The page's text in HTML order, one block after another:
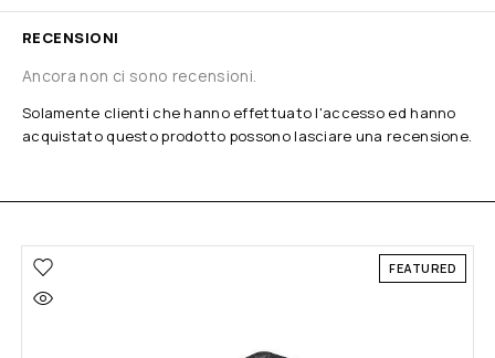
RECENSIONI
Ancora non ci sono recensioni.
Solamente clienti che hanno effettuato l'accesso ed hanno
acquistato questo prodotto possono lasciare una recensione.
FEATURED